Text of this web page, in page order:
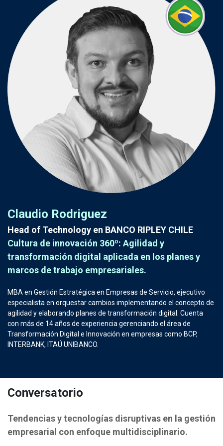
Claudio Rodriguez
Head of Technology en BANCO RIPLEY CHILE
Cultura de innovación 360º: Agilidad y
transformación digital aplicada en los planes y
marcos de trabajo empresariales.
MBA en Gestión Estratégica en Empresas de Servicio, ejecutivo
especialista en orquestar cambios implementando el concepto de
agilidad y elaborando planes de transformación digital. Cuenta
con más de 14 años de experiencia gerenciando el área de
Transformación Digital e Innovación en empresas como BCP,
INTERBANK, ITAÚ UNIBANCO.
Conversatorio
Tendencias y tecnologías disruptivas en la gestión
empresarial con enfoque multidisciplinario.